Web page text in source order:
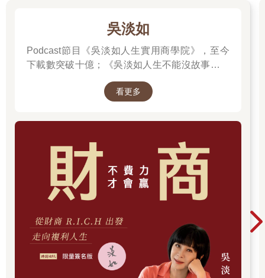
吳淡如
Podcast節目《吳淡如人生實用商學院》，至今
下載數突破十億；《吳淡如人生不能沒故事》也
讀歷史中的權力運作與人性選擇，讓看似遙遠的
看更多